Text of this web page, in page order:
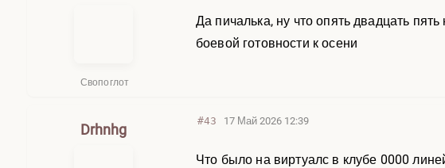
Свопоглот
Да пичалька, ну что опять двадцать
боевой готовности к осени
Drhnhg
#43 17 Май 2026 12:39
Что было на виртуалс в клубе 0000